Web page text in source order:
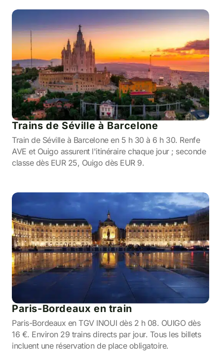
Trains de Séville à Barcelone
Train de Séville à Barcelone en 5 h 30 à 6 h 30. Renfe
AVE et Ouigo assurent l'itinéraire chaque jour ; seconde
classe dès EUR 25, Ouigo dès EUR 9.
Paris-Bordeaux en train
Paris-Bordeaux en TGV INOUI dès 2 h 08. OUIGO dès
16 €. Environ 29 trains directs par jour. Tous les billets
incluent une réservation de place obligatoire.